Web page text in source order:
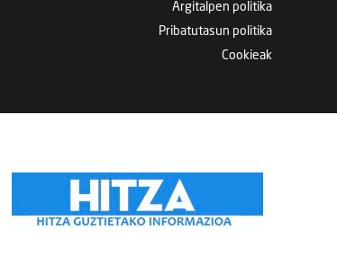
Argitalpen politika
Pribatutasun politika
Cookieak